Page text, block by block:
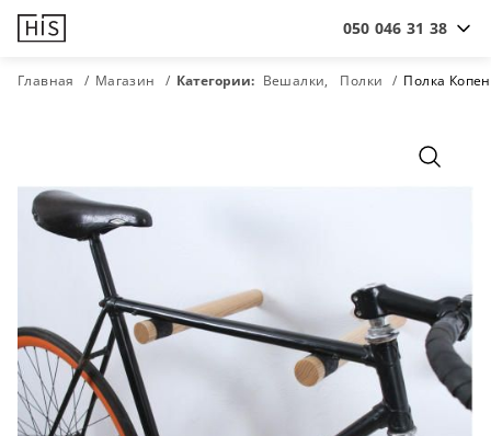
050 046 31 38
Главная Магазин Категории: Вешалки Полки Полка